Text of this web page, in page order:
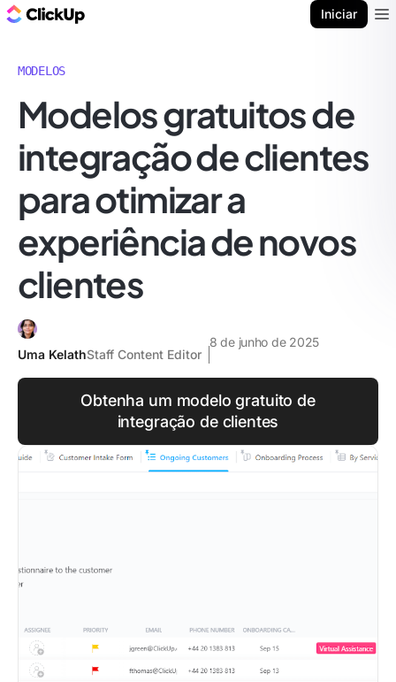
Iniciar
MODELOS
Modelos gratuitos de
integração de clientes
para otimizar a
experiência de novos
clientes
Uma KelathStaff Content Editor
8 de junho de 2025
Obtenha um modelo gratuito de
integração de clientes